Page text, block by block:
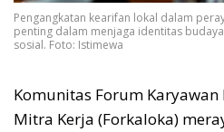
Pengangkatan kearifan lokal dalam
penting dalam menjaga identitas
sosial. Foto: Istimewa
Komunitas Forum
Mitra Kerja (Forkaloka)